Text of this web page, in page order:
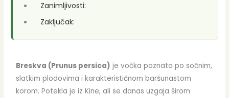
Zanimljivosti:
Zaključak:
Breskva (Prunus persica) je voćka poznata po sočnim,
slatkim plodovima i karakterističnom baršunastom
korom. Potekla je iz Kine, ali se danas uzgaja širom